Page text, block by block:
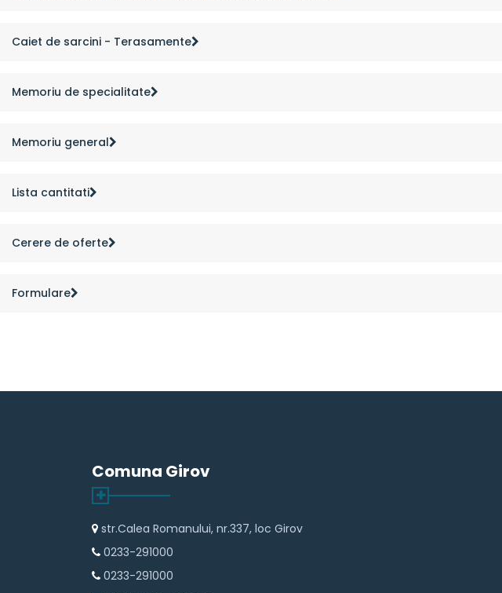
Caiet de sarcini - Terasamente
Memoriu de specialitate
Memoriu general
Lista cantitati
Cerere de oferte
Formulare
Comuna Girov
str.Calea Romanului, nr.337, loc Girov
0233-291000
0233-291000